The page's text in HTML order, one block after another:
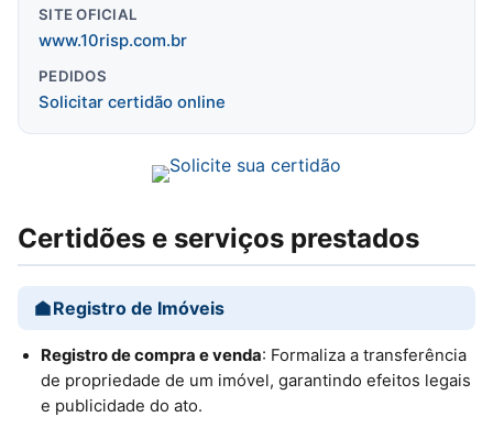
SITE OFICIAL
www.10risp.com.br
PEDIDOS
Solicitar certidão online
Certidões e serviços prestados
Registro de Imóveis
Registro de compra e venda: Formaliza a transferência
de propriedade de um imóvel, garantindo efeitos legais
e publicidade do ato.